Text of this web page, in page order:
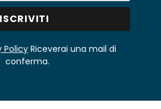
Policy Riceverai una mail di
conferma.